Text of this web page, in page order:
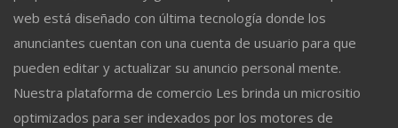
web está diseñado con última tecnología donde los
anunciantes cuentan con una cuenta de usuario para que
pueden editar y actualizar su anuncio personal mente.
Nuestra plataforma de comercio Les brinda un micrositio
optimizados para ser indexados por los motores de